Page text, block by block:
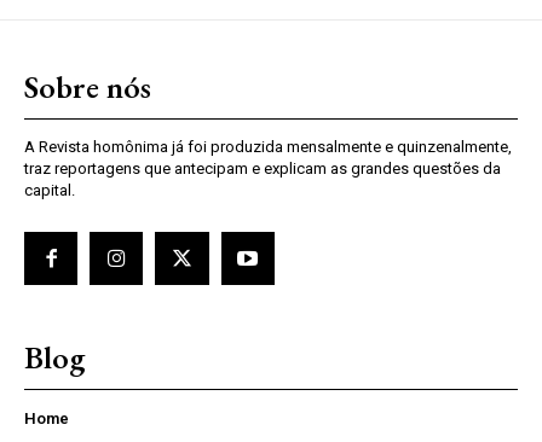
Sobre nós
A Revista homônima já foi produzida mensalmente e quinzenalmente,
traz reportagens que antecipam e explicam as grandes questões da
capital.
Blog
Home